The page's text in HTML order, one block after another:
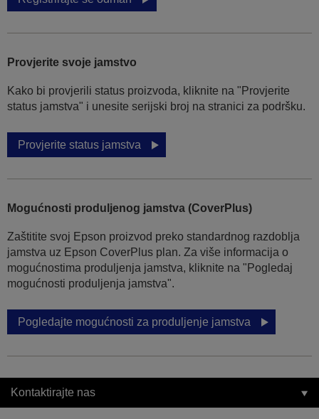
Provjerite svoje jamstvo
Kako bi provjerili status proizvoda, kliknite na "Provjerite
status jamstva" i unesite serijski broj na stranici za podršku.
Provjerite status jamstva
Mogućnosti produljenog jamstva (CoverPlus)
Zaštitite svoj Epson proizvod preko standardnog razdoblja
jamstva uz Epson CoverPlus plan. Za više informacija o
mogućnostima produljenja jamstva, kliknite na "Pogledaj
mogućnosti produljenja jamstva".
Pogledajte mogućnosti za produljenje jamstva
Kontaktirajte nas